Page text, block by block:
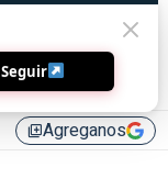
library_addAgreganos
Seguir